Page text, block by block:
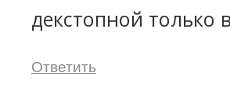
декстопной только
Ответить